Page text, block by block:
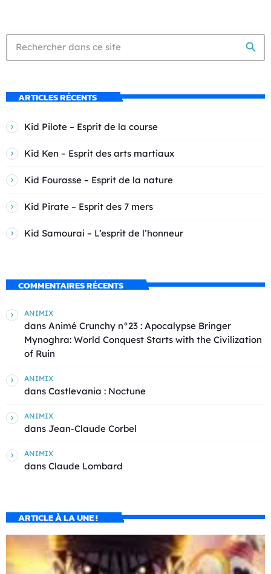
search
ARTICLES RÉCENTS
Kid Pilote – Esprit de la course
Kid Ken – Esprit des arts martiaux
Kid Fourasse – Esprit de la nature
Kid Pirate – Esprit des 7 mers
Kid Samourai – L’esprit de l’honneur
COMMENTAIRES RÉCENTS
ANIMIX
dans Animé Crunchy n°23 : Apocalypse Bringer
Mynoghra: World Conquest Starts with the Civilization
of Ruin
ANIMIX
dans Castlevania : Noctune
ANIMIX
dans Jean-Claude Corbel
ANIMIX
dans Claude Lombard
ARTICLE À LA UNE !